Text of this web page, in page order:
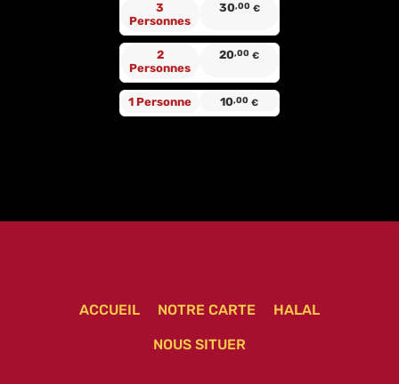
3
Personnes
30,00 €
2
Personnes
20,00 €
1 Personne 10,00 €
ACCUEIL NOTRE CARTE HALAL
NOUS SITUER